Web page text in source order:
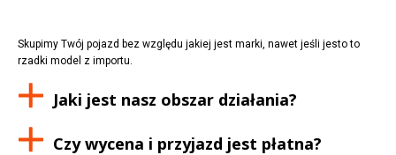
Skupimy Twój pojazd bez względu jakiej jest marki, nawet jeśli jesto to
rzadki model z importu.
Jaki jest nasz obszar działania?
Czy wycena i przyjazd jest płatna?